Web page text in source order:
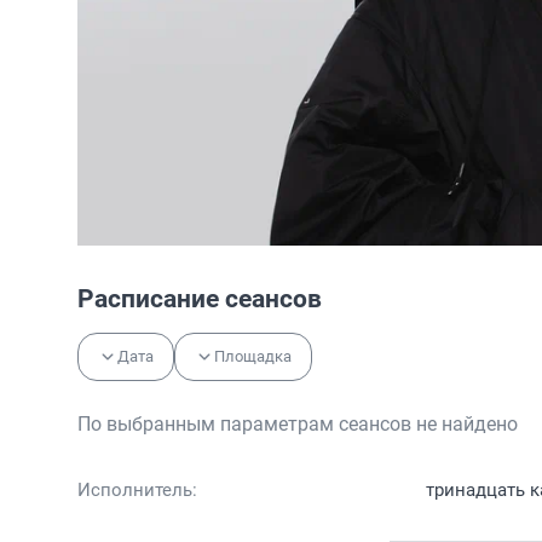
Расписание сеансов
Дата Площадка
По выбранным параметрам сеансов не найдено
Исполнитель: тринадцать